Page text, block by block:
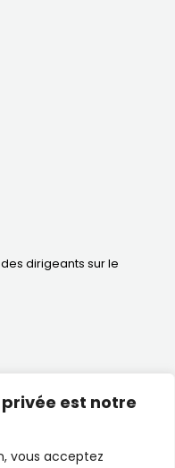
est notre
vous acceptez
dirigeants sur le